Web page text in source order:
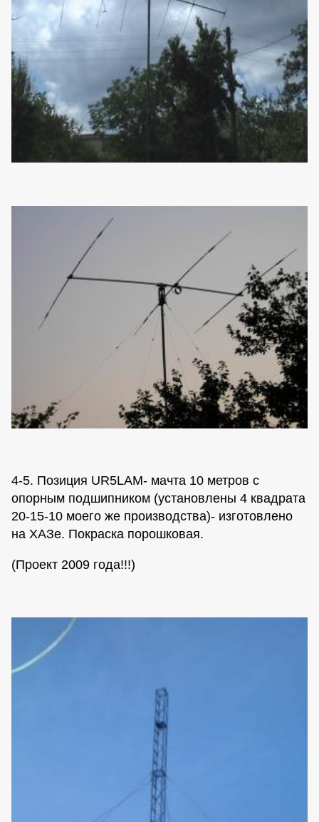
4-5. Позиция UR5LAM- мачта 10 метров с
опорным подшипником (установлены 4 квадрата
20-15-10 моего же производства)- изготовлено
на ХАЗе. Покраска порошковая.
(Проект 2009 года!!!)